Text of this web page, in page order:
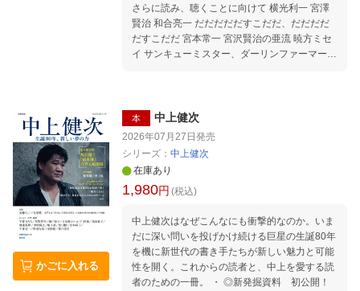
さらに読み、聴くことに向けて 横光利一 宮澤
賢治 和合亮一 だだだだだすこだだ、だだだだ
だすこだだ 宮本常一 宮沢賢治の亜流 暁方ミセ
イ サンキューミスター、ダーリンファーマー
本隆明（聞き手＝守中高明） 「ほんたうの神
様」と「科学」 ・ 中沢新一（聞き手＝牧野立
しての空 岡井隆 賢治の「天の童子」とは何だ
つたのか 倉数茂 「神話」としての賢治世界 畑
中章宏 手帳のなかの庚申塔 賢治と災害フォー
子、宮沢賢治 筒井清忠 『風の又三郎』考 映
画による文学評価のはじまり ・ 【対談】 林 光
×山口昌男 宮沢賢治と音楽 ・ 【徹底討議】 中
村稔×鶴見俊輔×吉本隆明 宮沢賢治の価値 ・
【紀行】図版構成 宮沢賢治への旅 ・ 【賢治の
かごに入れる
本 中上健次
2026年07月27日 発売
シリーズ： 中上健次
在庫あり
1,980円 (税込)
中上健次はなぜこんなにも衝撃的なのか。いま
だに深い問いを投げかけ続ける巨星の生誕80年
を機に新世代の書き手たちが新しい魅力と可能
性を開く。これからの読者と、中上を愛する読
者のための一冊。 ・ ◎新発掘資料 初公開！